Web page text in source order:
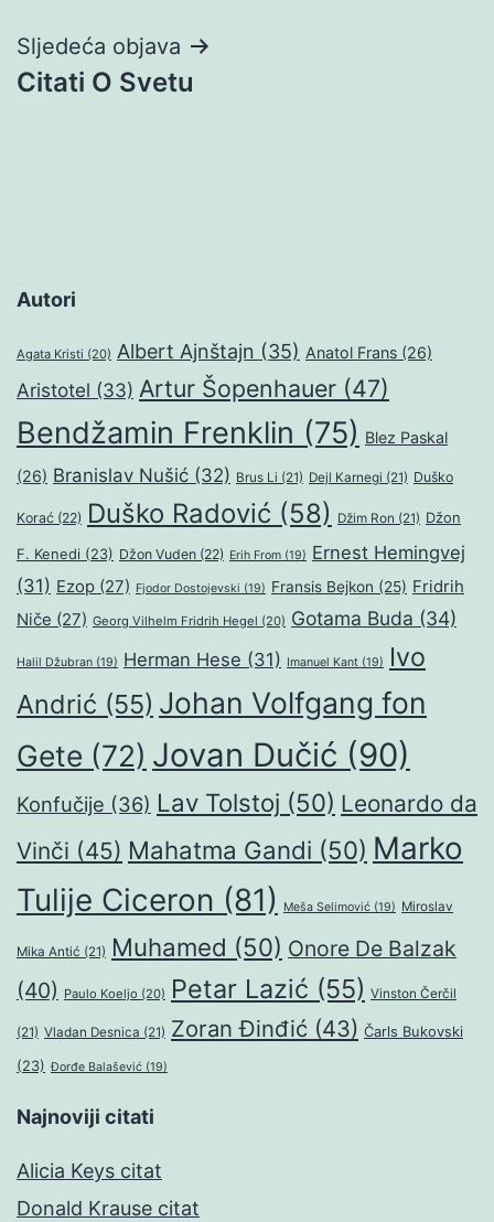
Sljedeća objava
Citati O Svetu
Autori
Agata Kristi (20) Albert Ajnštajn (35) Anatol Frans (26)
Aristotel (33) Artur Šopenhauer (47)
Bendžamin Frenklin (75) Blez Paskal
(26) Branislav Nušić (32) Brus Li (21) Dejl Karnegi (21) Duško
Korać (22) Duško Radović (58) Džim Ron (21) Džon
F. Kenedi (23) Džon Vuden (22) Erih From (19) Ernest Hemingvej
(31) Ezop (27) Fjodor Dostojevski (19) Fransis Bejkon (25) Fridrih
Niče (27) Georg Vilhelm Fridrih Hegel (20) Gotama Buda (34)
Halil Džubran (19) Herman Hese (31) Imanuel Kant (19)
Ivo
Andrić (55) Johan Volfgang fon
Gete (72) Jovan Dučić (90)
Konfučije (36) Lav Tolstoj (50) Leonardo da
Vinči (45) Mahatma Gandi (50) Marko
Tulije Ciceron (81) Meša Selimović (19) Miroslav
Mika Antić (21) Muhamed (50) Onore De Balzak
(40) Paulo Koeljo (20) Petar Lazić (55) Vinston Čerčil
(21) Vladan Desnica (21) Zoran Đinđić (43) Čarls Bukovski
(23) Đorđe Balašević (19)
Najnoviji citati
Alicia Keys citat
Donald Krause citat